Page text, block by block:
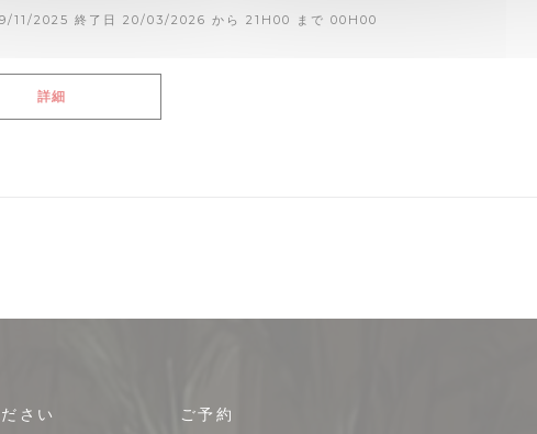
11/2025 終了日 20/03/2026 から 21H00 まで 00H00
詳細((新しいウィンドウで開きます))
さい ご予約